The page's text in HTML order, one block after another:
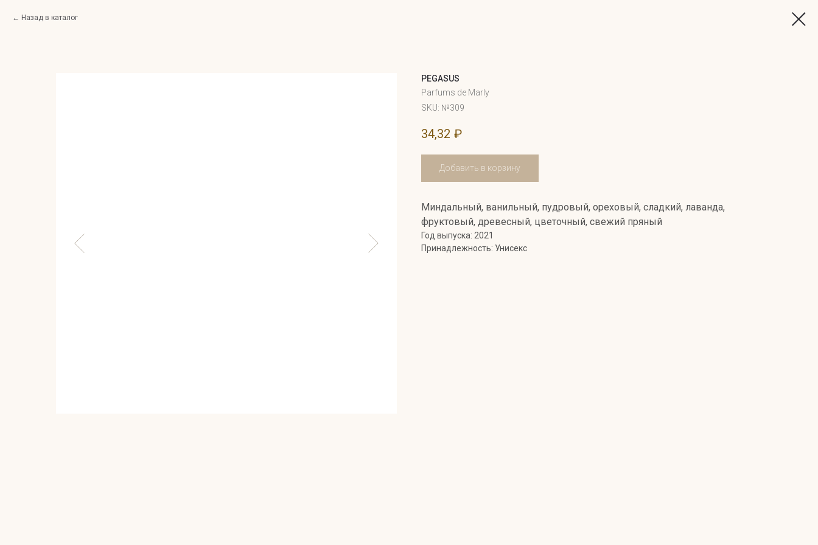
Назад в каталог
PEGASUS
Parfums de Marly
SKU: №309
34,32 ₽
Добавить в корзину
Миндальный, ванильный, пудровый, ореховый, сладкий, лаванда,
фруктовый, древесный, цветочный, свежий пряный
Год выпуска: 2021
Принадлежность: Унисекс